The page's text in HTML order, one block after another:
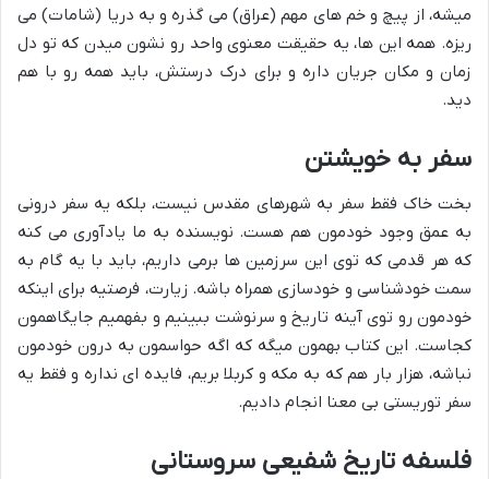
میشه، از پیچ و خم های مهم (عراق) می گذره و به دریا (شامات) می
ریزه. همه این ها، یه حقیقت معنوی واحد رو نشون میدن که تو دل
زمان و مکان جریان داره و برای درک درستش، باید همه رو با هم
دید.
سفر به خویشتن
بخت خاک فقط سفر به شهرهای مقدس نیست، بلکه یه سفر درونی
به عمق وجود خودمون هم هست. نویسنده به ما یادآوری می کنه
که هر قدمی که توی این سرزمین ها برمی داریم، باید با یه گام به
سمت خودشناسی و خودسازی همراه باشه. زیارت، فرصتیه برای اینکه
خودمون رو توی آینه تاریخ و سرنوشت ببینیم و بفهمیم جایگاهمون
کجاست. این کتاب بهمون میگه که اگه حواسمون به درون خودمون
نباشه، هزار بار هم که به مکه و کربلا بریم، فایده ای نداره و فقط یه
سفر توریستی بی معنا انجام دادیم.
فلسفه تاریخ شفیعی سروستانی